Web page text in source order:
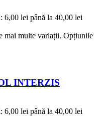
6,00 lei până la 40,00 lei
mai multe variații. Opțiunile
INTERZIS
6,00 lei până la 40,00 lei